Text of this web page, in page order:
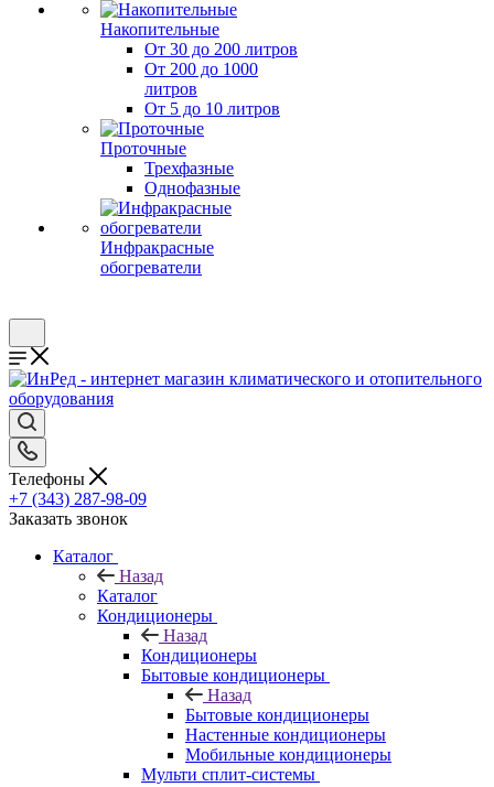
Накопительные
От 30 до 200 литров
От 200 до 1000
литров
От 5 до 10 литров
Проточные
Трехфазные
Однофазные
Инфракрасные
обогреватели
Телефоны
+7 (343) 287-98-09
Заказать звонок
Каталог
Назад
Каталог
Кондиционеры
Назад
Кондиционеры
Бытовые кондиционеры
Назад
Бытовые кондиционеры
Настенные кондиционеры
Мобильные кондиционеры
Мульти сплит-системы